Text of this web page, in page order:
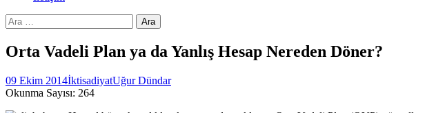
Arama:
Orta Vadeli Plan ya da Yanlış Hesap Nereden Döner?
09 Ekim 2014İktisadiyatUğur Dündar
Okunma Sayısı: 264